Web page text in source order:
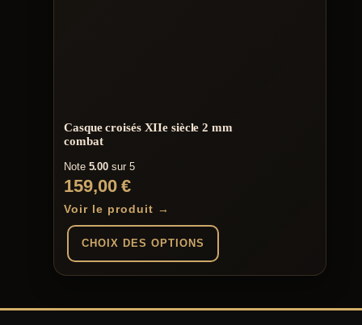
Casque croisés XIIe siècle 2 mm
combat
Note 5.00 sur 5
159,00€
Voir le produit →
CHOIX DES OPTIONS
a